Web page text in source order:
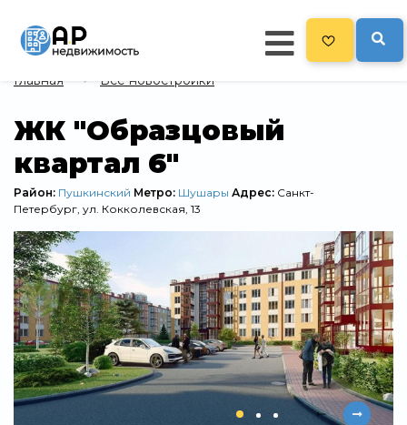
Главная
Все новостройки 478
Новостройки на карте
Блог
Черный список ЖК
Рекламодателям
Политика конфиденциальности
Карта сайта
Главная Все новостройки
ЖК "Образцовый
квартал 6"
Район: Пушкинский Метро: Шушары Адрес: Санкт-
Петербург, ул. Кокколевская, 13